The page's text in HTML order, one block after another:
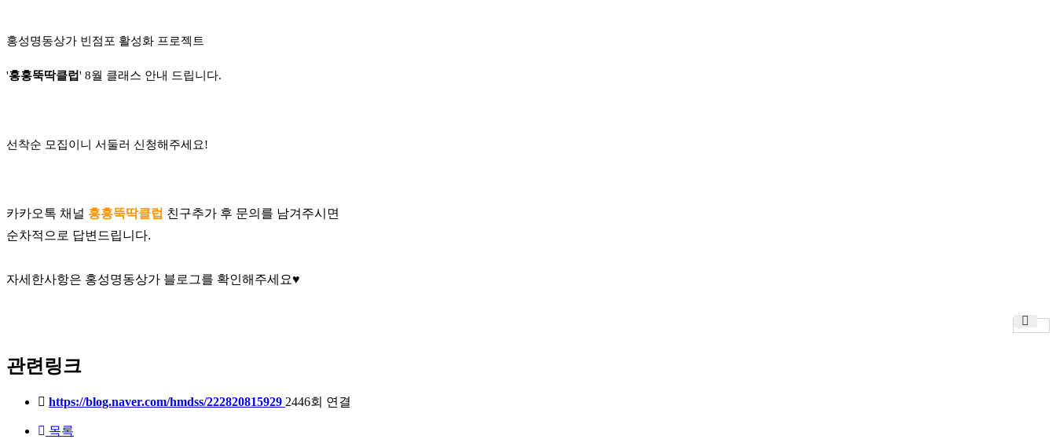
홍성명동상가 빈점포 활성화 프로젝트
'홍홍뚝딱클럽' 8월 클래스 안내 드립니다.
선착순 모집이니 서둘러 신청해주세요!
카카오톡 채널 홍홍뚝딱클럽 친구추가 후 문의를 남겨주시면
순차적으로 답변드립니다.
자세한사항은 홍성명동상가 블로그를 확인해주세요♥
관련링크
https://blog.naver.com/hmdss/222820815929 2446회 연결
목록